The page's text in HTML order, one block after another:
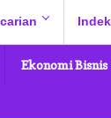
Ekonomi Bisnis